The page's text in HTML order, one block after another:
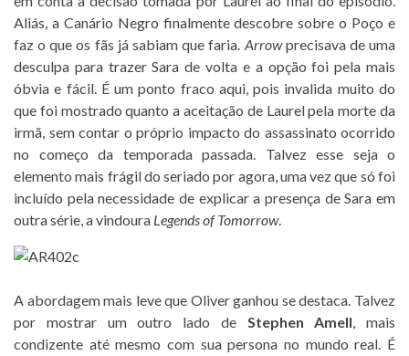
Aliás, a Canário Negro finalmente descobre sobre o Poço e
faz o que os fãs já sabiam que faria. Arrowprecisava de uma
desculpa para trazer Sara de volta e a opção foi pela mais
óbvia e fácil. É um ponto fraco aqui, pois invalida muito do
que foi mostrado quanto a aceitação de Laurel pela morte da
irmã, sem contar o próprio impacto do assassinato ocorrido
no começo da temporada passada. Talvez esse seja o
elemento mais frágil do seriado por agora, uma vez que só foi
incluído pela necessidade de explicar a presença de Sara em
outra série, a vindoura Legends of Tomorrow.
A abordagem mais leve que Oliver ganhou se destaca. Talvez
por mostrar um outro lado de Stephen Amell, mais
condizente até mesmo com sua persona no mundo real. É